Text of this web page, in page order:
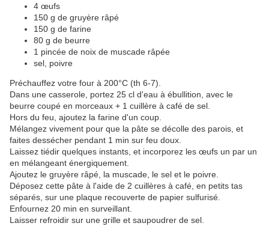
4 œufs
150 g de gruyère râpé
150 g de farine
80 g de beurre
1 pincée de noix de muscade râpée
sel, poivre
Préchauffez votre four à 200°C (th 6-7).
Dans une casserole, portez 25 cl d'eau à ébullition, avec le
beurre coupé en morceaux + 1 cuillère à café de sel.
Hors du feu, ajoutez la farine d'un coup.
Mélangez vivement pour que la pâte se décolle des parois, et
faites dessécher pendant 1 min sur feu doux.
Laissez tiédir quelques instants, et incorporez les œufs un par un
en mélangeant énergiquement.
Ajoutez le gruyère râpé, la muscade, le sel et le poivre.
Déposez cette pâte à l'aide de 2 cuillères à café, en petits tas
séparés, sur une plaque recouverte de papier sulfurisé.
Enfournez 20 min en surveillant.
Laisser refroidir sur une grille et saupoudrer de sel.